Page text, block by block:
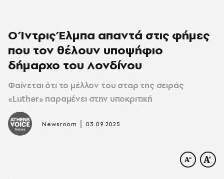
O Ίντρις Έλμπα απαντά στις φήμες
που τον θέλουν υποψήφιο
δήμαρχο του Λονδίνου
Φαίνεται ότι το μέλλον του σταρ της σειράς
«Luther» παραμένει στην υποκριτική
Newsroom 03.09.2025